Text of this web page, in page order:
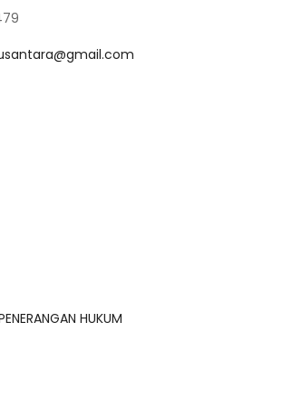
HUKUM